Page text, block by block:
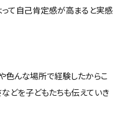
って自己肯定感が高まると実感
色んな場所で経験したからこ
どを子どもたちも伝えていき